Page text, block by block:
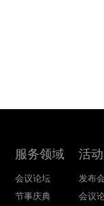
服务领域
会议论坛
节事庆典
活
发布会
会议